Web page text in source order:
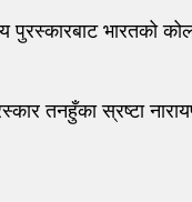
पुरस्कारबाट भारतको
तनहुँका स्रष्टा